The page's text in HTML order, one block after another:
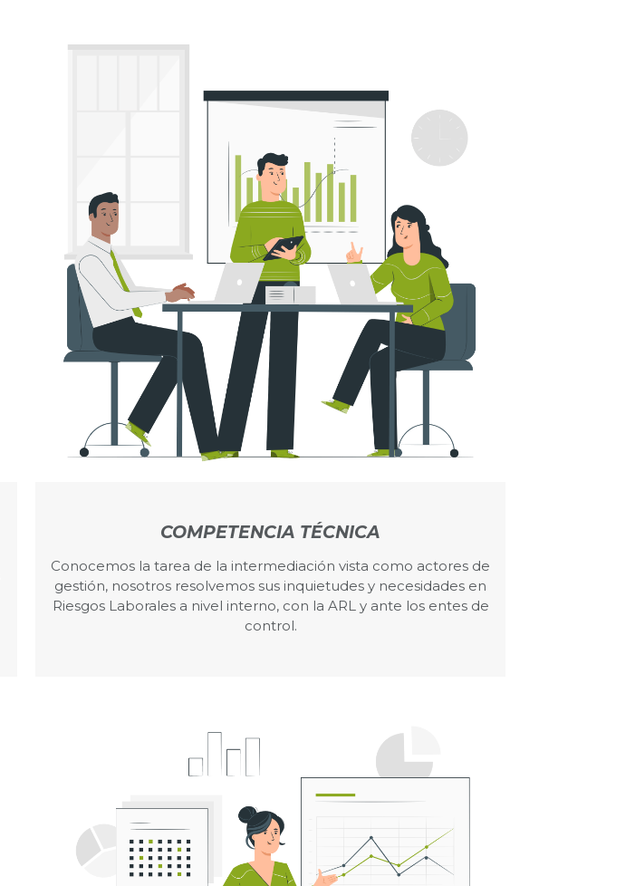
COMPETENCIA TÉCNICA
Conocemos la tarea de la intermediación vista como actores de
gestión, nosotros resolvemos sus inquietudes y necesidades en
Riesgos Laborales a nivel interno, con la ARL y ante los entes de
control.